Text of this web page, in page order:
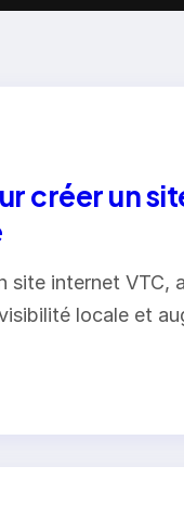
créer un
site internet VTC,
locale et